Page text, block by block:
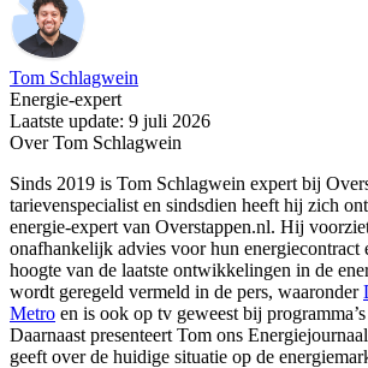
Tom Schlagwein
Energie-expert
Laatste update: 9 juli 2026
Over Tom Schlagwein
Sinds 2019 is Tom Schlagwein expert bij
tarievenspecialist en sindsdien heeft hij zich
energie-expert van Overstappen.nl. Hij
onafhankelijk advies voor hun energiecontract
hoogte van de laatste ontwikkelingen in de
wordt geregeld vermeld in de pers, waaronder
Metro en is ook op tv geweest bij
Daarnaast presenteert Tom ons
geeft over de huidige situatie op de